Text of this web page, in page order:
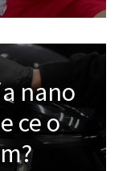
nano
ce o